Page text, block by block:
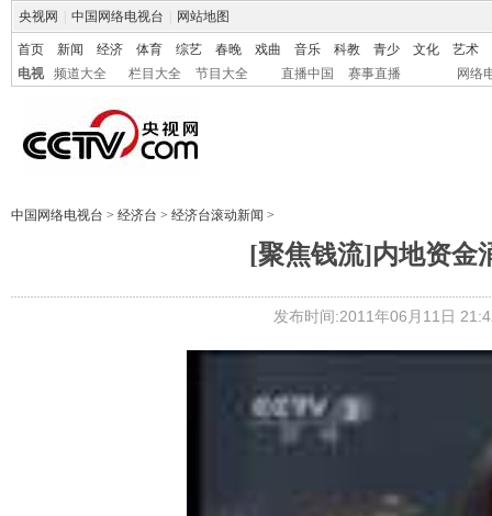
央视网 中国网络电视台 网站地图
首页 新闻 经济 体育 综艺 春晚 戏曲 音乐 科教 青少 文化
艺术
电视
频道大全 栏目大全 节目大全 直播中国 赛事直播 网络
中国网络电视台 > 经济台 > 经济台滚动新闻 >
[聚焦钱流]内地资金
发布时间:2011年06月11日